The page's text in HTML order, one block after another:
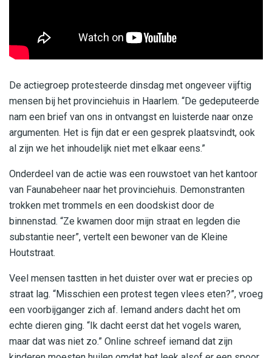
De actiegroep protesteerde dinsdag met ongeveer vijftig
mensen bij het provinciehuis in Haarlem. “De gedeputeerde
nam een brief van ons in ontvangst en luisterde naar onze
argumenten. Het is fijn dat er een gesprek plaatsvindt, ook
al zijn we het inhoudelijk niet met elkaar eens.”
Onderdeel van de actie was een rouwstoet van het kantoor
van Faunabeheer naar het provinciehuis. Demonstranten
trokken met trommels en een doodskist door de
binnenstad. “Ze kwamen door mijn straat en legden die
substantie neer”, vertelt een bewoner van de Kleine
Houtstraat.
Veel mensen tastten in het duister over wat er precies op
straat lag. “Misschien een protest tegen vlees eten?”, vroeg
een voorbijganger zich af. Iemand anders dacht het om
echte dieren ging. “Ik dacht eerst dat het vogels waren,
maar dat was niet zo.” Online schreef iemand dat zijn